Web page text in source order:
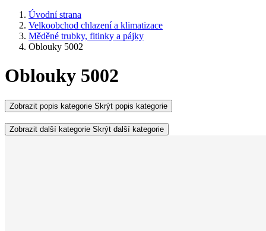
Úvodní strana
Velkoobchod chlazení a klimatizace
Měděné trubky, fitinky a pájky
Oblouky 5002
Oblouky 5002
Zobrazit popis kategorie Skrýt popis kategorie
Zobrazit další kategorie Skrýt další kategorie